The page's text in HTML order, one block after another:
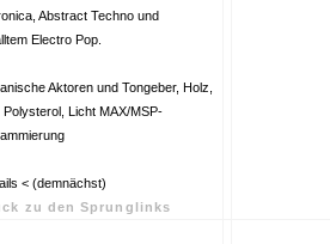
Abstract Techno und
Electro Pop.
Aktoren und Tongeber, Holz,
Licht MAX/MSP-
< (demnächst)
zu den Sprunglinks